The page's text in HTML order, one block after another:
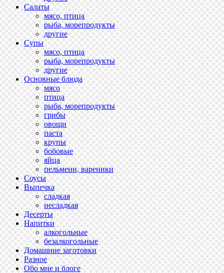
Салаты
мясо, птица
рыба, морепродукты
другие
Супы
мясо, птица
рыба, морепродукты
другие
Основные блюда
мясо
птица
рыба, морепродукты
грибы
овощи
паста
крупы
бобовые
яйца
пельмени, вареники
Соусы
Выпечка
сладкая
несладкая
Десерты
Напитки
алкогольные
безалкогольные
Домашние заготовки
Разное
Обо мне и блоге